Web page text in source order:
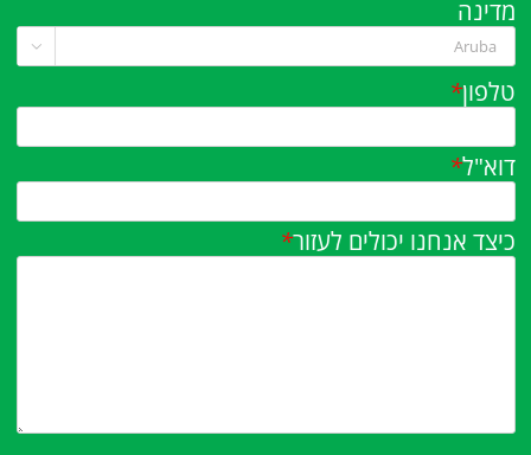
דוא"ל*
טלפון*
מדינה

כיצד אנחנו יכולים לעזור*